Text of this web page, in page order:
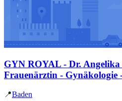
GYN ROYAL - Dr. Angelika
Frauenärztin - Gynäkologie
📍Baden